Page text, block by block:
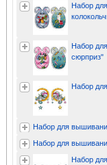
Набор
Набор
сюрприз"
Набор
Набор для
Набор для
Набор